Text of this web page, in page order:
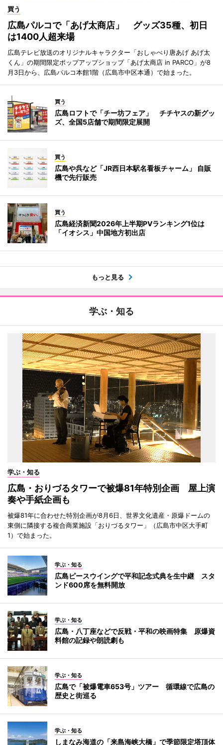
買う
広島パルコで「あげ太商店」 グッズ35種、初日
は1400人超来場
広島テレビ放送のオリジナルキャラクター「おしゃべり唐あげ あげ太
くん」の期間限定ポップアップショップ「あげ太商店 in PARCO」が8
月3日から、広島パルコ本館1階（広島市中区本通）で始まった。
買う
広島ロフトで「チー坊フェア」 チチヤスの新グッ
ズ、全国5店舗で期間限定展開
買う
広島や呉など「JR西日本駅名看板チャーム」 自販
機で先行販売
買う
広島経済新聞2026年上半期PVランキング1位は
「イオシス」中国地方初出店
もっと見る
学ぶ・知る
学ぶ・知る
広島・おりづるタワーで被爆81年特別企画 屋上演
奏や手紙企画も
被爆81年に合わせた特別企画が8月6日、世界文化遺産・原爆ドームの
東側に隣接する複合商業施設「おりづるタワー」（広島市中区大手町
1）で始まった。
学ぶ・知る
広島ピースウイングで平和記念式典を生中継 スタ
ンド600席を無料開放
学ぶ・知る
広島・八丁座などで反戦・平和の映画特集 原爆資
料館の記録や朗読劇も
学ぶ・知る
広島で「被爆電車653号」ツアー 循環線で広島の
歴史と街巡る
学ぶ・知る
しまなみ海道の「来島海峡大橋」で季節限定塔頂体